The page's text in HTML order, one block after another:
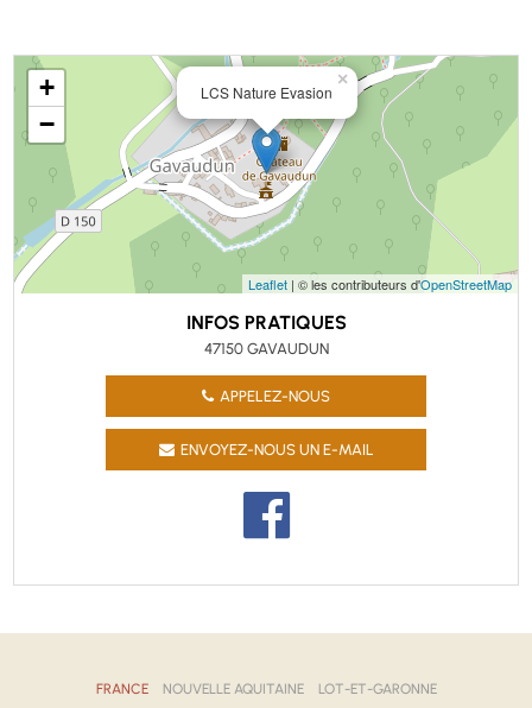
LCS Nature Evasion
×
+
−
Leaflet| © les contributeurs d'OpenStreetMap
INFOS PRATIQUES
47150 GAVAUDUN
APPELEZ-NOUS
ENVOYEZ-NOUS UN E-MAIL
FRANCE NOUVELLE AQUITAINE LOT-ET-GARONNE